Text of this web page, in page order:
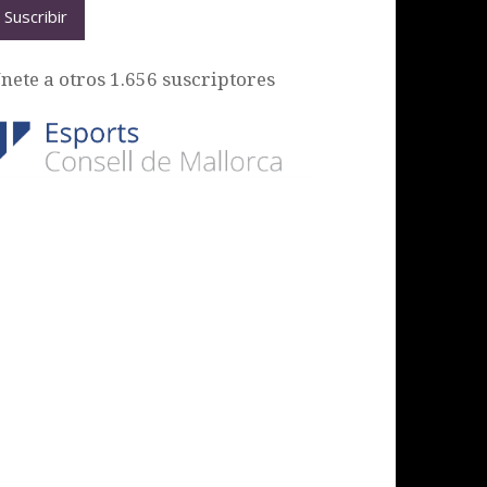
Suscribir
a otros 1.656 suscriptores